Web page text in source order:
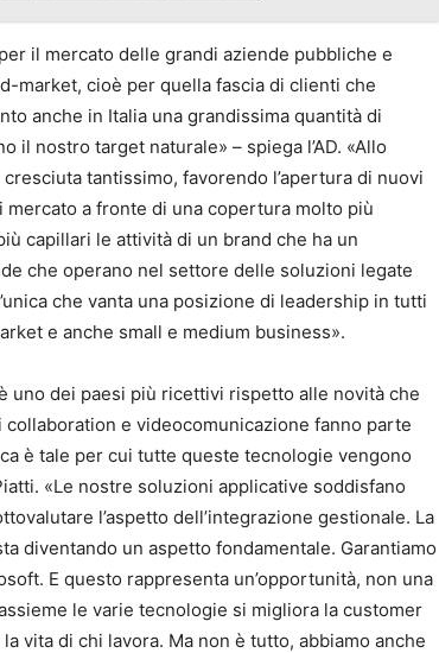
il mercato delle grandi aziende pubbliche e
market, cioè per quella fascia di clienti che
anche in Italia una grandissima quantità di
il nostro target naturale» – spiega l’AD. «Allo
tantissimo, favorendo l’apertura di nuovi
a fronte di una copertura molto più
capillari le attività di un brand che ha un
che operano nel settore delle soluzioni legate
che vanta una posizione di leadership in tutti
e anche small e medium business».
uno dei paesi più ricettivi rispetto alle novità che
collaboration e videocomunicazione fanno parte
è tale per cui tutte queste tecnologie vengono
«Le nostre soluzioni applicative soddisfano
l’aspetto dell’integrazione gestionale. La
diventando un aspetto fondamentale. Garantiamo
E questo rappresenta un’opportunità, non una
le varie tecnologie si migliora la customer
vita di chi lavora. Ma non è tutto, abbiamo anche